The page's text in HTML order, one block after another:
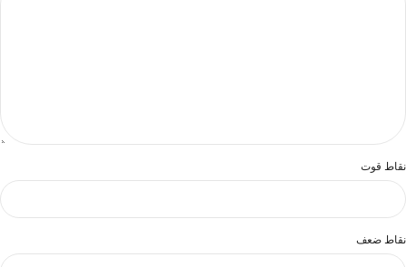
نقاط قوت
نقاط ضعف